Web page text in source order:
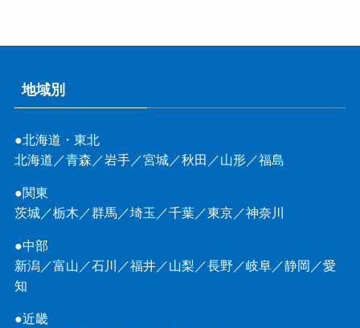
地域別
●北海道・東北
北海道 ／青森 ／岩手／宮城／秋田 ／山形／福島
●関東
茨城／栃木 ／群馬／埼玉 ／千葉／東京／神奈川
●中部
新潟／富山 ／石川 ／福井／山梨 ／長野 ／岐阜／静岡 ／愛
知
●近畿